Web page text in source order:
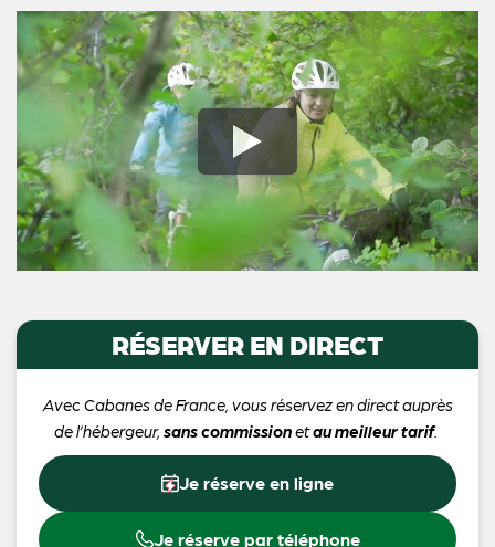
RÉSERVER EN DIRECT
Avec Cabanes de France, vous réservez en direct auprès
de l’hébergeur, sans commissionetau meilleur tarif.
Je réserve en ligne
Je réserve par téléphone